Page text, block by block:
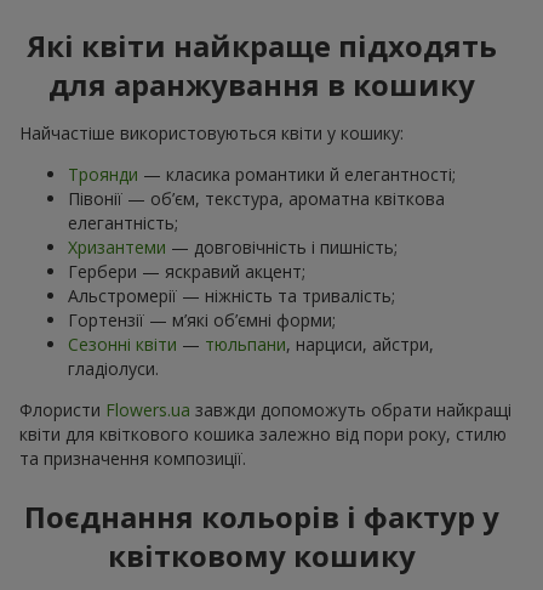
Які квіти найкраще підходять
для аранжування в кошику
Найчастіше використовуються квіти у кошику:
Троянди — класика романтики й елегантності;
Півонії — об’єм, текстура, ароматна квіткова
елегантність;
Хризантеми — довговічність і пишність;
Гербери — яскравий акцент;
Альстромерії — ніжність та тривалість;
Гортензії — м’які об’ємні форми;
Сезонні квіти — тюльпани, нарциси, айстри,
гладіолуси.
Флористи Flowers.ua завжди допоможуть обрати найкращі
квіти для квіткового кошика залежно від пори року, стилю
та призначення композиції.
Поєднання кольорів і фактур у
квітковому кошику